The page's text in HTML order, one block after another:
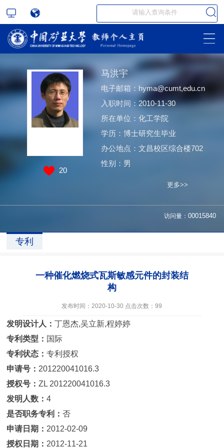
20
马洪宇
电子邮箱： hyma@cumt,edu.cn
入职时间：2010-11-30
所在单位：化工学院
学历：博士研究生毕业
办公地点：文昌校区综合楼702
性别：男
更多>>
访问量： 00015840
专利
一种催化燃烧式瓦斯敏感元件的封装结
构
发布时间：2020-10-30 点击次数：99
发明设计人：丁恩杰,吴立新,程婷婷
专利类型： 国际
专利状态：专利授权
申请号： 201220041016.3
授权号：ZL 201220041016.3
发明人数：4
是否职务专利：否
申请日期： 2012-02-09
授权日期： 2012-11-21